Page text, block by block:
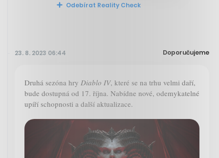
Odebírat Reality Check
23. 8. 2023 06:44 Doporučujeme
Druhá sezóna hry Diablo IV, které se na trhu velmi daří,
bude dostupná od 17. října. Nabídne nové, odemykatelné
upíří schopnosti a další aktualizace.